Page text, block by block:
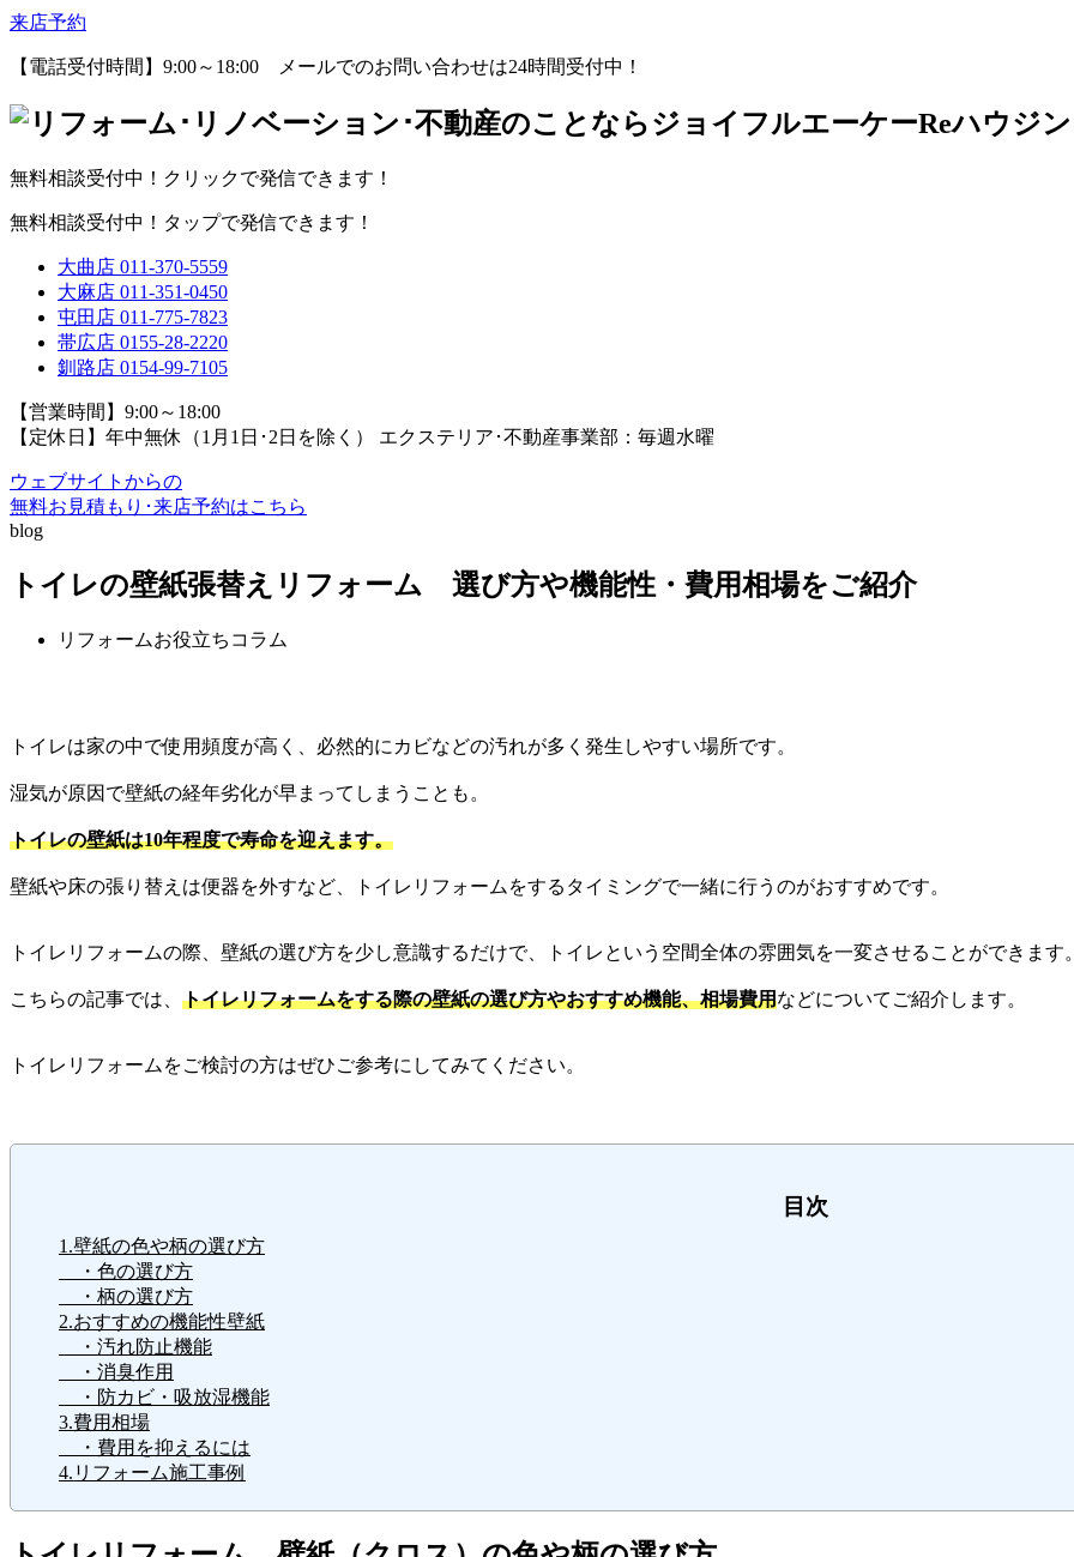
来店予約
【電話受付時間】9:00～18:00 メールでのお問い合わせは24時間受付中！
無料相談受付中！クリックで発信できます！
無料相談受付中！タップで発信できます！
大曲店 011-370-5559
大麻店 011-351-0450
屯田店 011-775-7823
帯広店 0155-28-2220
釧路店 0154-99-7105
【営業時間】9:00～18:00
【定休日】年中無休（1月1日･2日を除く） エクステリア･不動産事業部：毎週水曜
ウェブサイトからの
無料お見積もり･来店予約はこちら
blog
トイレの壁紙張替えリフォーム 選び方や機能性・費用相場をご紹介
リフォームお役立ちコラム
トイレは家の中で使用頻度が高く、必然的にカビなどの汚れが多く発生しやすい場所です。
湿気が原因で壁紙の経年劣化が早まってしまうことも。
トイレの壁紙は10年程度で寿命を迎えます。
壁紙や床の張り替えは便器を外すなど、トイレリフォームをするタイミングで一緒に行うのがおすすめです。
トイレリフォームの際、壁紙の選び方を少し意識するだけで、トイレという空間全体の雰囲気を一変させることができます
こちらの記事では、 トイレリフォームをする際の壁紙の選び方やおすすめ機能、相場費用などについてご紹介します。
トイレリフォームをご検討の方はぜひご参考にしてみてください。
目次
1.壁紙の色や柄の選び方
・色の選び方
・柄の選び方
2.おすすめの機能性壁紙
・汚れ防止機能
・消臭作用
・防カビ・吸放湿機能
3.費用相場
・費用を抑えるには
4.リフォーム施工事例